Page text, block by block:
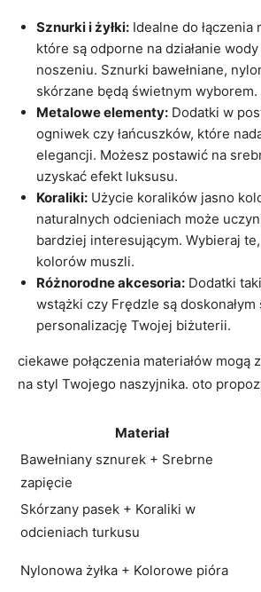
Sznurki i żyłki: Idealne do
które są odporne na działanie
noszeniu. Sznurki bawełniane,
skórzane będą świetnym wyborem.
Metalowe elementy: Dodatki w
ogniwek czy łańcuszków, które
elegancji. Możesz postawić na
uzyskać efekt luksusu.
Koraliki: Użycie koralików jasno
naturalnych odcieniach może
bardziej interesującym. Wybieraj
kolorów muszli.
Różnorodne akcesoria: Dodatki
wstążki czy Frędzle są
personalizację Twojej biżuterii.
ciekawe połączenia materiałów mogą
na styl Twojego naszyjnika. oto
Materiał
Bawełniany sznurek + Srebrne
zapięcie
Skórzany pasek + Koraliki w
odcieniach turkusu
Nylonowa żyłka + Kolorowe pióra